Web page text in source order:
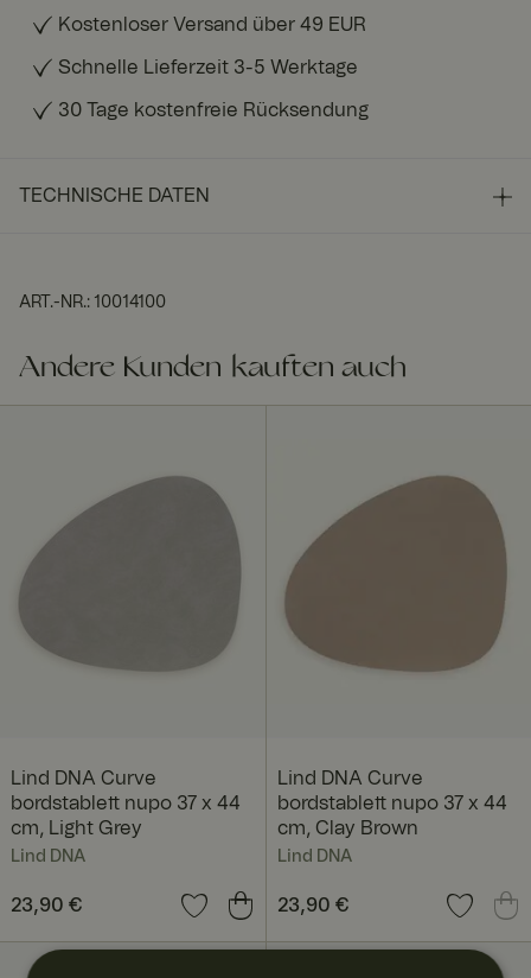
Kostenloser Versand über 49 EUR
Schnelle Lieferzeit 3-5 Werktage
30 Tage kostenfreie Rücksendung
TECHNISCHE DATEN
ART.-NR.: 10014100
Andere Kunden kauften auch
Lind DNA Curve
bordstablett nupo 37 x 44
cm, Light Grey
Lind DNA
Preis: 23,90 €
23,90 €
Lind DNA Curve
bordstablett nupo 37 x 44
cm, Clay Brown
Lind DNA
Preis: 23,90 €
23,90 €